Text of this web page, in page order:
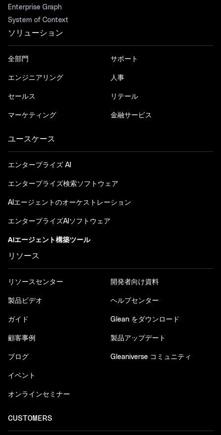
Enterprise Graph
System of Context
ソリューション
全部門
エンジニアリング
セールス
マーケティング
サポート
人事
リテール
金融サービス
ユースケース
エンタープライズ AI
エンタープライズ検索ソフトウェア
AIエージェントのオーケストレーション
エンタープライズAIソフトウェア
AIエージェント構築ツール
リソース
リソースセンター
製品ビデオ
ガイド
顧客事例
ブログ
イベント
オンラインセミナー
開発者向け資料
ヘルプセンター
Glean をダウンロード
製品アップデート
Gleaniverse コミュニティ
CUSTOMERS